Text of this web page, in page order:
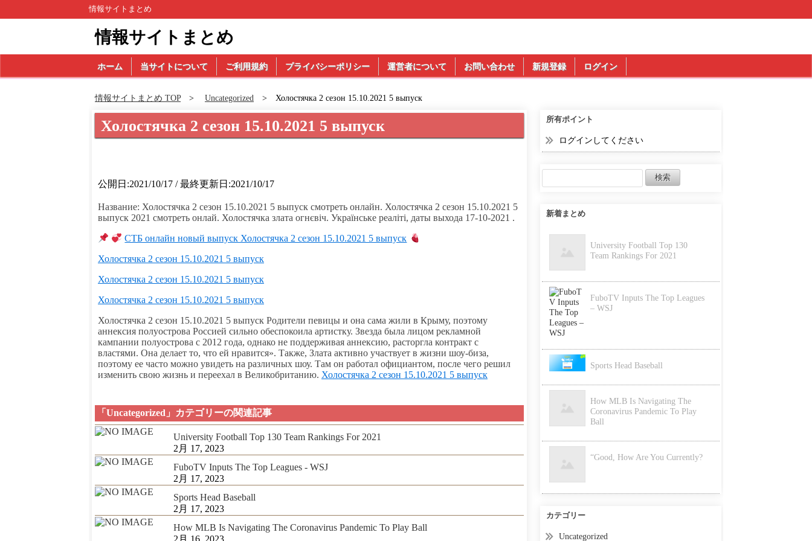
情報サイトまとめ
情報サイトまとめ
ホーム 当サイトについて ご利用規約 プライバシーポリシー 運営者について お問い合わせ 新規登録 ログイン
情報サイトまとめ TOP Uncategorized Холостячка 2 сезон 15.10.2021 5 выпуск
Холостячка 2 сезон 15.10.2021 5 выпуск
公開日:2021/10/17 / 最終更新日:2021/10/17
Название: Холостячка 2 сезон 15.10.2021 5 выпуск смотреть онлайн. Холостячка 2 сезон 15.10.2021 5
выпуск 2021 смотреть онлай. Холостячка злата огнєвіч. Українське реаліті, даты выхода 17-10-2021 .
СТБ онлайн новый выпуск Холостячка 2 сезон 15.10.2021 5 выпуск
Холостячка 2 сезон 15.10.2021 5 выпуск
Холостячка 2 сезон 15.10.2021 5 выпуск
Холостячка 2 сезон 15.10.2021 5 выпуск
Холостячка 2 сезон 15.10.2021 5 выпуск Родители певицы и она сама жили в Крыму, поэтому
аннексия полуострова Россией сильно обеспокоила артистку. Звезда была лицом рекламной
кампании полуострова с 2012 года, однако не поддерживая аннексию, расторгла контракт с
властями. Она делает то, что ей нравится». Также, Злата активно участвует в жизни шоу-биза,
поэтому ее часто можно увидеть на различных шоу. Там он работал официантом, после чего решил
изменить свою жизнь и переехал в Великобританию. Холостячка 2 сезон 15.10.2021 5 выпуск
「Uncategorized」カテゴリーの関連記事
University Football Top 130 Team Rankings For 2021
2月 17, 2023
FuboTV Inputs The Top Leagues - WSJ
2月 17, 2023
Sports Head Baseball
2月 17, 2023
How MLB Is Navigating The Coronavirus Pandemic To Play Ball
所有ポイント
ログインしてください
新着まとめ
University Football Top 130
Team Rankings For 2021
FuboTV Inputs The Top Leagues
– WSJ
Sports Head Baseball
How MLB Is Navigating The
Coronavirus Pandemic To Play
Ball
“Good, How Are You Currently?
カテゴリー
Uncategorized